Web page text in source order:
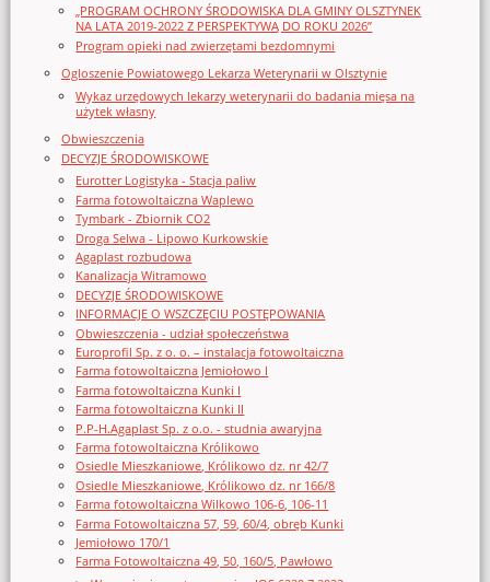
„PROGRAM OCHRONY ŚRODOWISKA DLA GMINY OLSZTYNEK
NA LATA 2019-2022 Z PERSPEKTYWĄ DO ROKU 2026”
Program opieki nad zwierzętami bezdomnymi
Ogloszenie Powiatowego Lekarza Weterynarii w Olsztynie
Wykaz urzędowych lekarzy weterynarii do badania mięsa na
użytek własny
Obwieszczenia
DECYZJE ŚRODOWISKOWE
Eurotter Logistyka - Stacja paliw
Farma fotowoltaiczna Waplewo
Tymbark - Zbiornik CO2
Droga Selwa - Lipowo Kurkowskie
Agaplast rozbudowa
Kanalizacja Witramowo
DECYZJE ŚRODOWISKOWE
INFORMACJE O WSZCZĘCIU POSTĘPOWANIA
Obwieszczenia - udział społeczeństwa
Europrofil Sp. z o. o. – instalacja fotowoltaiczna
Farma fotowoltaiczna Jemiołowo I
Farma fotowoltaiczna Kunki I
Farma fotowoltaiczna Kunki II
P.P-H.Agaplast Sp. z o.o. - studnia awaryjna
Farma fotowoltaiczna Królikowo
Osiedle Mieszkaniowe, Królikowo dz. nr 42/7
Osiedle Mieszkaniowe, Królikowo dz. nr 166/8
Farma fotowoltaiczna Wilkowo 106-6, 106-11
Farma Fotowoltaiczna 57, 59, 60/4, obręb Kunki
Jemiołowo 170/1
Farma Fotowoltaiczna 49, 50, 160/5, Pawłowo